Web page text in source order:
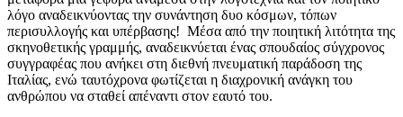
λόγο αναδεικνύοντας την συνάντηση δυο κόσμων, τόπων
περισυλλογής και υπέρβασης! Μέσα από την ποιητική λιτότητα της
σκηνοθετικής γραμμής, αναδεικνύεται ένας σπουδαίος σύγχρονος
συγγραφέας που ανήκει στη διεθνή πνευματική παράδοση της
Ιταλίας, ενώ ταυτόχρονα φωτίζεται η διαχρονική ανάγκη του
ανθρώπου να σταθεί απέναντι στον εαυτό του.